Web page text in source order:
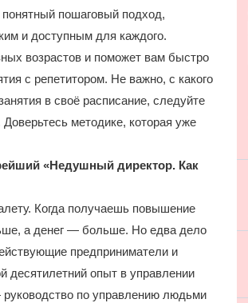
понятный пошаговый подход,
и доступным для каждого.
возрастов и поможет вам быстро
с репетитором. Не важно, с какого
в своё расписание, следуйте
методике, которая уже
«Недушный директор. Как
Когда получаешь повышение
а денег — больше. Но едва дело
предприниматели и
опыт в управлении
по управлению людьми